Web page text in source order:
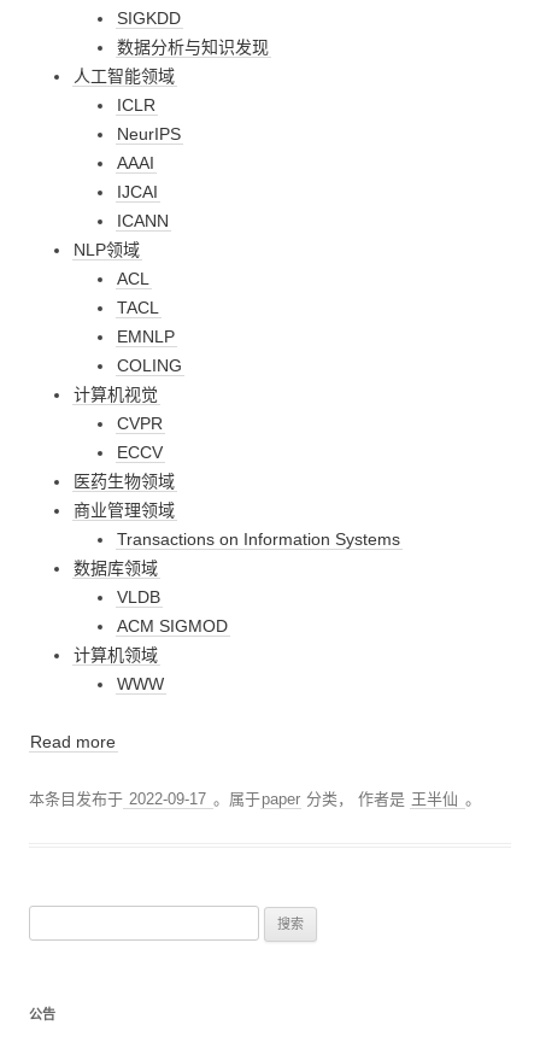
SIGKDD
数据分析与知识发现
人工智能领域
ICLR
NeurIPS
AAAI
IJCAI
ICANN
NLP领域
ACL
TACL
EMNLP
COLING
计算机视觉
CVPR
ECCV
医药生物领域
商业管理领域
Transactions on Information Systems
数据库领域
VLDB
ACM SIGMOD
计算机领域
WWW
Read more
本条目发布于 2022-09-17 。属于paper 分类，作者是 王半仙 。
公告